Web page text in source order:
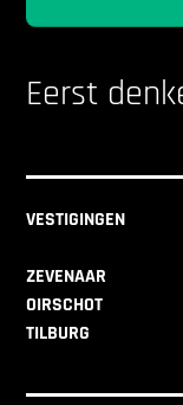
Eerst
VESTIGINGEN
ZEVENAAR
OIRSCHOT
TILBURG